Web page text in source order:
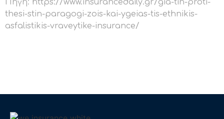
Πηγή: https://www.insurancedaily.gr/gia-tin-proti-
thesi-stin-paragogi-zois-kai-ygeias-tis-ethnikis-
asfalistikis-vraveytike-insurance/